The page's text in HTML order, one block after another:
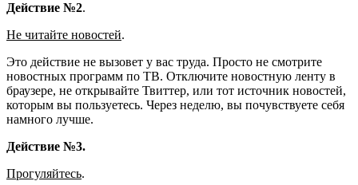
Действие №2.
Не читайте новостей.
Это действие не вызовет у вас труда. Просто не смотрите
новостных программ по ТВ. Отключите новостную ленту в
браузере, не открывайте Твиттер, или тот источник новостей,
которым вы пользуетесь. Через неделю, вы почувствуете себя
намного лучше.
Действие №3.
Прогуляйтесь.